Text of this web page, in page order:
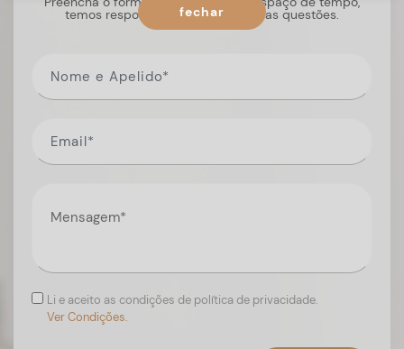
temos respostas para todas as suas questões.
Li e aceito as condições de política de privacidade.
Ver Condições.
fechar